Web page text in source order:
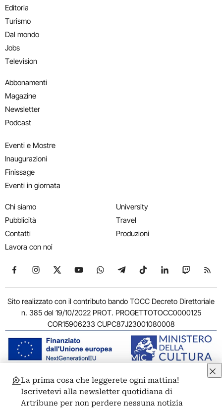
Editoria
Turismo
Dal mondo
Jobs
Television
Abbonamenti
Magazine
Newsletter
Podcast
Eventi e Mostre
Inaugurazioni
Finissage
Eventi in giornata
Chi siamo
Pubblicità
Contatti
Lavora con noi
University
Travel
Produzioni
Seguici su Facebook
Seguici su Instagram
Seguici su X
Seguici su YouTube
Seguici su WhatsApp
Seguici su Telegram
Seguici su TikTok
Seguici su
Seguici
Sito realizzato con il contributo bando TOCC Decreto Direttoriale
n. 385 del 19/10/2022 PROT. PROGETTOTOCC0000125
COR15906233 CUPC87J23001080008
© 2011-2026 ARTRIBUNE srl – Corso Vittorio Emanuele II, 287 –
00186 Roma - P.I. 11381581005
Privacy: Responsabile della protezione dei dati personali
La prima cosa che leggerete ogni mattina!
Iscrivetevi alla newsletter quotidiana di
Artribune per non perdere nessuna notizia